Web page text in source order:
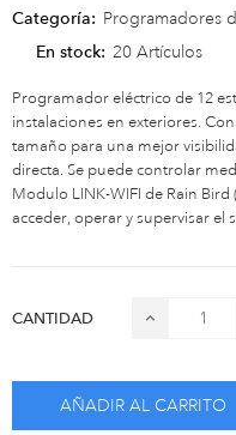
Categoría: Programadores
En stock: 20 Artículos
Programador eléctrico de 12
instalaciones en exteriores.
tamaño para una mejor
directa. Se puede controlar
Modulo LINK-WIFI de Rain
acceder, operar y supervisar el
CANTIDAD
AÑADIR AL CARRITO